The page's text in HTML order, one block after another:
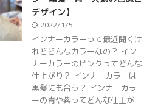
デザイン】
2022/1/5
インナーカラーって最近聞くけ
れどどんなカラーなの？ イン
ナーカラーのピンクってどんな
仕上がり？ インナーカラーは
黒髪にも合う？ インナーカラ
ーの青や紫ってどんな仕上が